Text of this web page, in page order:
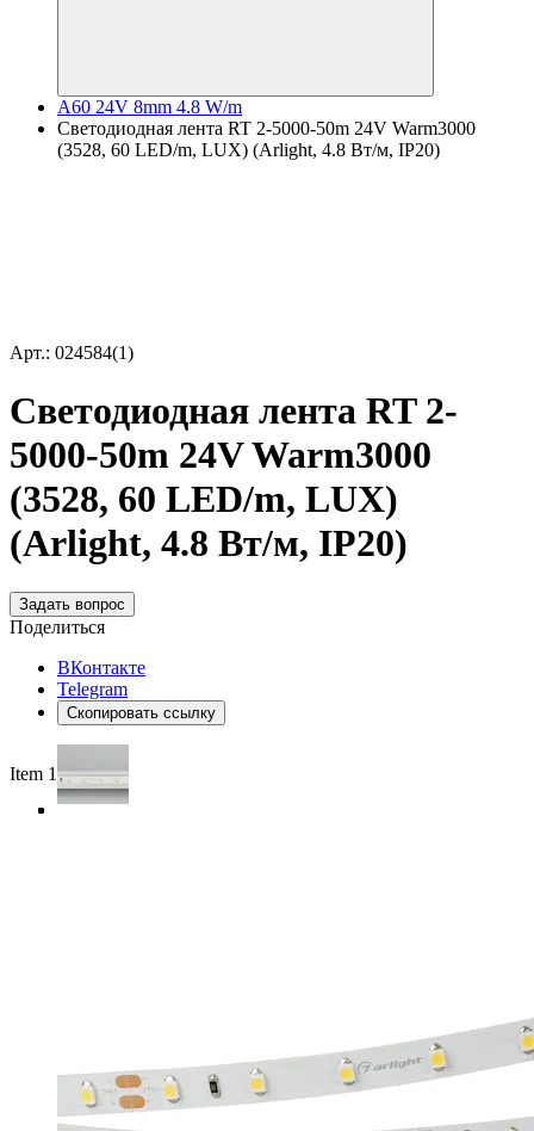
A60 24V 8mm 4.8 W/m
Светодиодная лента RT 2-5000-50m 24V Warm3000
(3528, 60 LED/m, LUX) (Arlight, 4.8 Вт/м, IP20)
Арт.: 024584(1)
Светодиодная лента RT 2-
5000-50m 24V Warm3000
(3528, 60 LED/m, LUX)
(Arlight, 4.8 Вт/м, IP20)
Задать вопрос
Поделиться
ВКонтакте
Telegram
Скопировать ссылку
Item 1 of 4